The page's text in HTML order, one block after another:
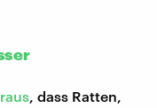
, dass Ratten,